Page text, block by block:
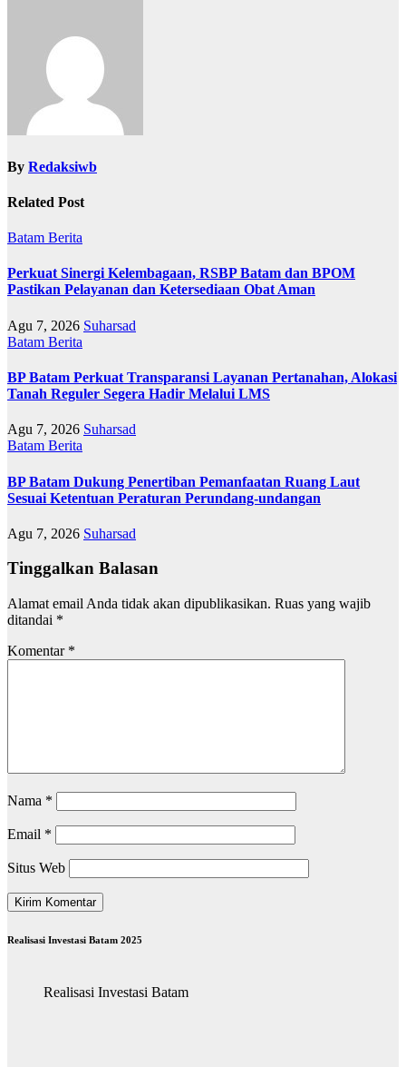
By Redaksiwb
Related Post
Batam Berita
Perkuat Sinergi Kelembagaan, RSBP Batam dan BPOM
Pastikan Pelayanan dan Ketersediaan Obat Aman
Agu 7, 2026 Suharsad
Batam Berita
BP Batam Perkuat Transparansi Layanan Pertanahan, Alokasi
Tanah Reguler Segera Hadir Melalui LMS
Agu 7, 2026 Suharsad
Batam Berita
BP Batam Dukung Penertiban Pemanfaatan Ruang Laut
Sesuai Ketentuan Peraturan Perundang-undangan
Agu 7, 2026 Suharsad
Tinggalkan Balasan
Alamat email Anda tidak akan dipublikasikan. Ruas yang wajib
ditandai *
Komentar *
Nama *
Email *
Situs Web
Realisasi Investasi Batam 2025
Realisasi Investasi Batam